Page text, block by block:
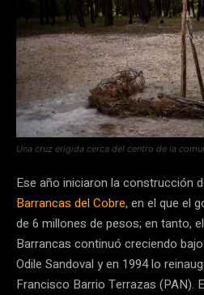
Una cruz erigida cerca del centro de la
Ese año iniciaron la construcción
Barrancas del Cobre, en el que el
de 6 millones de pesos; en tanto,
Barrancas continuó creciendo
Odile Sandoval y en 1994 lo
Francisco Barrio Terrazas (PAN).